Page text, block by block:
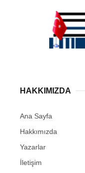
HAKKIMIZDA
Ana Sayfa
Hakkımızda
Yazarlar
İletişim